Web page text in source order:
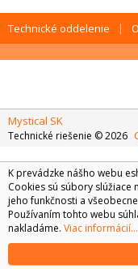
Technické oddelenie
Mystical SK
Technické riešenie © 2026
K prevádzke nášho webu
Cookies sú súbory
jeho funkčnosti a
Používaním tohto webu
nakladáme. Viac informácií...